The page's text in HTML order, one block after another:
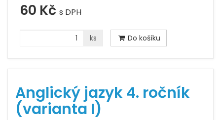
60 Kč s DPH
ks Do košíku
Anglický jazyk 4. ročník
(varianta I)